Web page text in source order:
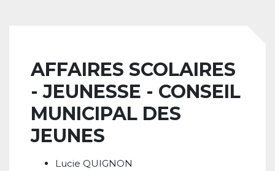
AFFAIRES SCOLAIRES
- JEUNESSE - CONSEIL
MUNICIPAL DES
JEUNES
Lucie QUIGNON